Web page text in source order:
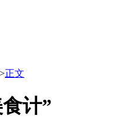
>正文
计”